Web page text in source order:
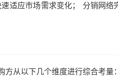
适应市场需求变化； 分销网络
从以下几个维度进行综合考量：